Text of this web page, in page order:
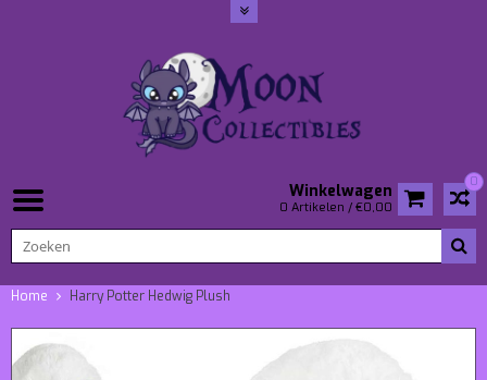
0
Winkelwagen
0 Artikelen / €0,00
Home Harry Potter Hedwig Plush